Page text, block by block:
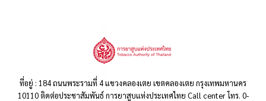
ที่อยู่ : 184 ถนนพระรามที่ 4 แขวงคลองเตย เขตคลองเตย กรุงเทพมหานคร
10110 ติดต่อประชาสัมพันธ์ การยาสูบแห่งประเทศไทย Call center โทร. 0-